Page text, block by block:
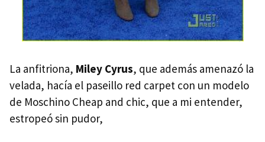
La anfitriona, Miley Cyrus, que además amenazó la
velada, hacía el paseillo red carpet con un modelo
de Moschino Cheap and chic, que a mi entender,
estropeó sin pudor,